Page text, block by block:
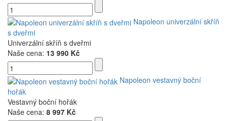
Napoleon univerzální skříň
s dveřmi
Univerzální skříň s dveřmi
Naše cena: 13 990 Kč
Napoleon vestavný boční
hořák
Vestavný boční hořák
Naše cena: 8 997 Kč